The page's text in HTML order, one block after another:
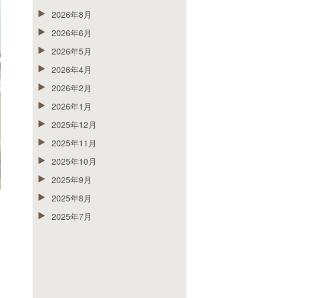
2026年8月
2026年6月
2026年5月
2026年4月
2026年2月
2026年1月
2025年12月
2025年11月
2025年10月
2025年9月
2025年8月
2025年7月